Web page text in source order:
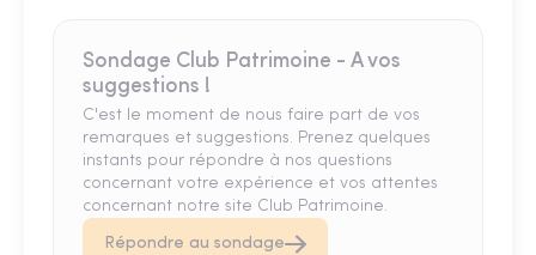
Sondage Club Patrimoine - A vos
suggestions !
C'est le moment de nous faire part de vos
remarques et suggestions. Prenez quelques
instants pour répondre à nos questions
concernant votre expérience et vos attentes
concernant notre site Club Patrimoine.
Répondre au sondage